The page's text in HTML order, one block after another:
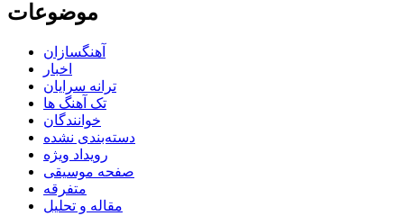
موضوعات
آهنگسازان
اخبار
ترانه سرایان
تک آهنگ ها
خوانندگان
دسته‌بندی نشده
رویداد ویژه
صفحه موسیقی
متفرقه
مقاله و تحلیل